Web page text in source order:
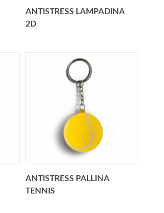
Portachiavi
antistress lampadina
2D personalizzato
75x45x15 mm
ANTISTRESS LAMPADINA
2D
ANTISTRESS PALLINA
TENNIS